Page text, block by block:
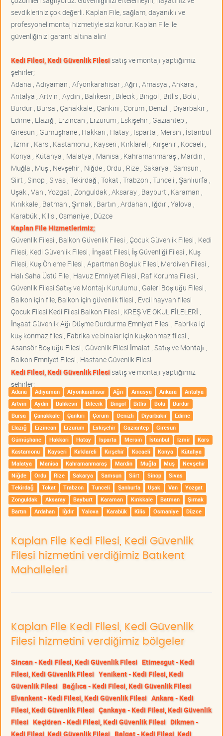
sevdikleriniz çok değerli. Kaplan File, sağlam, dayanıklı ve
profesyonel montaj hizmetiyle sizi korur. Kaplan File ile
güvenliğinizi garanti altına alın!
Kedi Filesi, Kedi Güvenlik Filesisatış ve montajı yaptığımız
şehirler;
Adana , Adıyaman , Afyonkarahisar , Ağrı , Amasya , Ankara ,
Antalya , Artvin , Aydın , Balıkesir , Bilecik , Bingöl , Bitlis , Bolu ,
Burdur , Bursa , Çanakkale , Çankırı , Çorum , Denizli , Diyarbakır ,
Edirne , Elazığ , Erzincan , Erzurum , Eskişehir , Gaziantep ,
Giresun , Gümüşhane , Hakkari , Hatay , Isparta , Mersin , İstanbul
, İzmir , Kars , Kastamonu , Kayseri , Kırklareli , Kırşehir , Kocaeli ,
Konya , Kütahya , Malatya , Manisa , Kahramanmaraş , Mardin ,
Muğla , Muş , Nevşehir , Niğde , Ordu , Rize , Sakarya , Samsun ,
Siirt , Sinop , Sivas , Tekirdağ , Tokat , Trabzon , Tunceli , Şanlıurfa ,
Uşak , Van , Yozgat , Zonguldak , Aksaray , Bayburt , Karaman ,
Kırıkkale , Batman , Şırnak , Bartın , Ardahan , Iğdır , Yalova ,
Karabük , Kilis , Osmaniye , Düzce
Kaplan File Hizmetlerimiz;
Güvenlik Filesi , Balkon Güvenlik Filesi , Çocuk Güvenlik Filesi , Kedi
Filesi, Kedi Güvenlik Filesi , İnşaat Filesi, İş Güvenliği Filesi , Kuş
Filesi, Kuş Önleme Filesi , Apartman Boşluk Filesi, Merdiven Filesi ,
Halı Saha Üstü File , Havuz Emniyet Filesi , Raf Koruma Filesi ,
Güvenlik Filesi Satış ve Montajı Kurulumu , Galeri Boşluğu Filesi ,
Balkon için file, Balkon için güvenlik filesi , Evcil hayvan filesi
Çocuk Filesi Kedi Filesi Balkon Filesi , KREŞ VE OKUL FİLELERİ ,
İnşaat Güvenlik Ağı Düşme Durdurma Emniyet Filesi , Fabrika içi
kuş konmaz filesi, Fabrika ve binalar için kuşkonmaz filesi ,
Asansör Boşluğu Filesi , Güvenlik Filesi İmalat , Satış ve Montajı ,
Balkon Emniyet Filesi , Hastane Güvenlik Filesi
Kedi Filesi, Kedi Güvenlik Filesisatış ve montajı yaptığımız
şehirler;
Adana Adıyaman Afyonkarahisar Ağrı Amasya Ankara
Antalya
Artvin
Aydın Balıkesir Bilecik Bingöl Bitlis Bolu
Burdur
Bursa
Çanakkale Çankırı Çorum Denizli Diyarbakır
Edirne
Elazığ
Erzincan Erzurum Eskişehir Gaziantep
Giresun
Gümüşhane
Hakkari Hatay Isparta Mersin İstanbul İzmir
Kars
Kastamonu
Kayseri Kırklareli Kırşehir Kocaeli Konya
Kütahya
Malatya
Manisa Kahramanmaraş Mardin Muğla Muş
Nevşehir
Niğde
Ordu Rize Sakarya Samsun Siirt Sinop
Sivas
Tekirdağ
Tokat Trabzon Tunceli Şanlıurfa Uşak Van
Yozgat
Zonguldak
Aksaray Bayburt Karaman Kırıkkale Batman
Şırnak
Bartın
Ardahan Iğdır Yalova Karabük Kilis Osmaniye Düzce
Kaplan File Kedi Filesi, Kedi Güvenlik
Filesi hizmetini verdiğimiz Batıkent
Mahalleleri
Kaplan File Kedi Filesi, Kedi Güvenlik
Filesi hizmetini verdiğimiz bölgeler
Sincan - Kedi Filesi, Kedi Güvenlik Filesi Etimesgut - Kedi
Filesi, Kedi Güvenlik Filesi Yenikent - Kedi Filesi, Kedi
Güvenlik Filesi Bağlıca - Kedi Filesi, Kedi Güvenlik Filesi
Elvankent - Kedi Filesi, Kedi Güvenlik Filesi Ankara - Kedi
Filesi, Kedi Güvenlik Filesi Çankaya - Kedi Filesi, Kedi Güvenlik
Filesi Keçiören - Kedi Filesi, Kedi Güvenlik Filesi Dikmen -
Kedi Filesi, Kedi Güvenlik Filesi Balgat - Kedi Filesi, Kedi